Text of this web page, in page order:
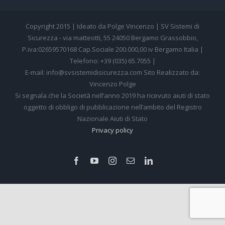
Copyright 2015 | Ideato da Polge Vincenzo | SV Sistemi di
Sicurezza - via matteotti, 55 24050 Bergamo Grassobbio,
P.iva:02659570168 Cap.Sociale 200.000,00 iv Bergamo Italia |
Telefono: +39 (035) 65.7055 |
E-mail: info@svsistemidisicurezza.com Sito Realizzato da:
Vincenzo Polge
Si segnala che la Società nell’anno 2019 ha ricevuto aiuti di stato
oggetto di obbligo di pubblicazione nell’ambito del Registro
Nazionale Aiuti di Stato
Privacy policy
FacebookYouTubeInstagram
EmailLinkedIn